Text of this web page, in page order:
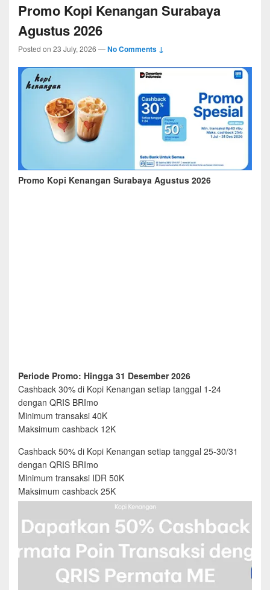
Promo Kopi Kenangan Surabaya
Agustus 2026
Posted on 23 July, 2026 —No Comments ↓
Promo Kopi Kenangan Surabaya Agustus 2026
Periode Promo: Hingga 31 Desember 2026
Cashback 30% di Kopi Kenangan setiap tanggal 1-24
dengan QRIS BRImo
Minimum transaksi 40K
Maksimum cashback 12K
Cashback 50% di Kopi Kenangan setiap tanggal 25-30/31
dengan QRIS BRImo
Minimum transaksi IDR 50K
Maksimum cashback 25K